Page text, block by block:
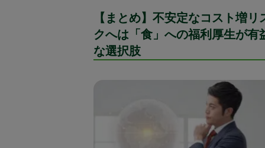
【まとめ】不安定なコスト増リ
クへは「食」への福利厚生が有
な選択肢